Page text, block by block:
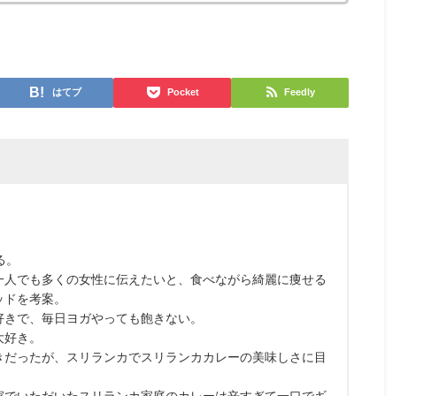
はてブ Pocket Feedly
人でも多くの女性に伝えたいと、食べながら綺麗に痩せる
を考案。
で、毎日ヨガやっても飽きない。
き。
ったが、スリランカでスリランカカレーの美味しさに目